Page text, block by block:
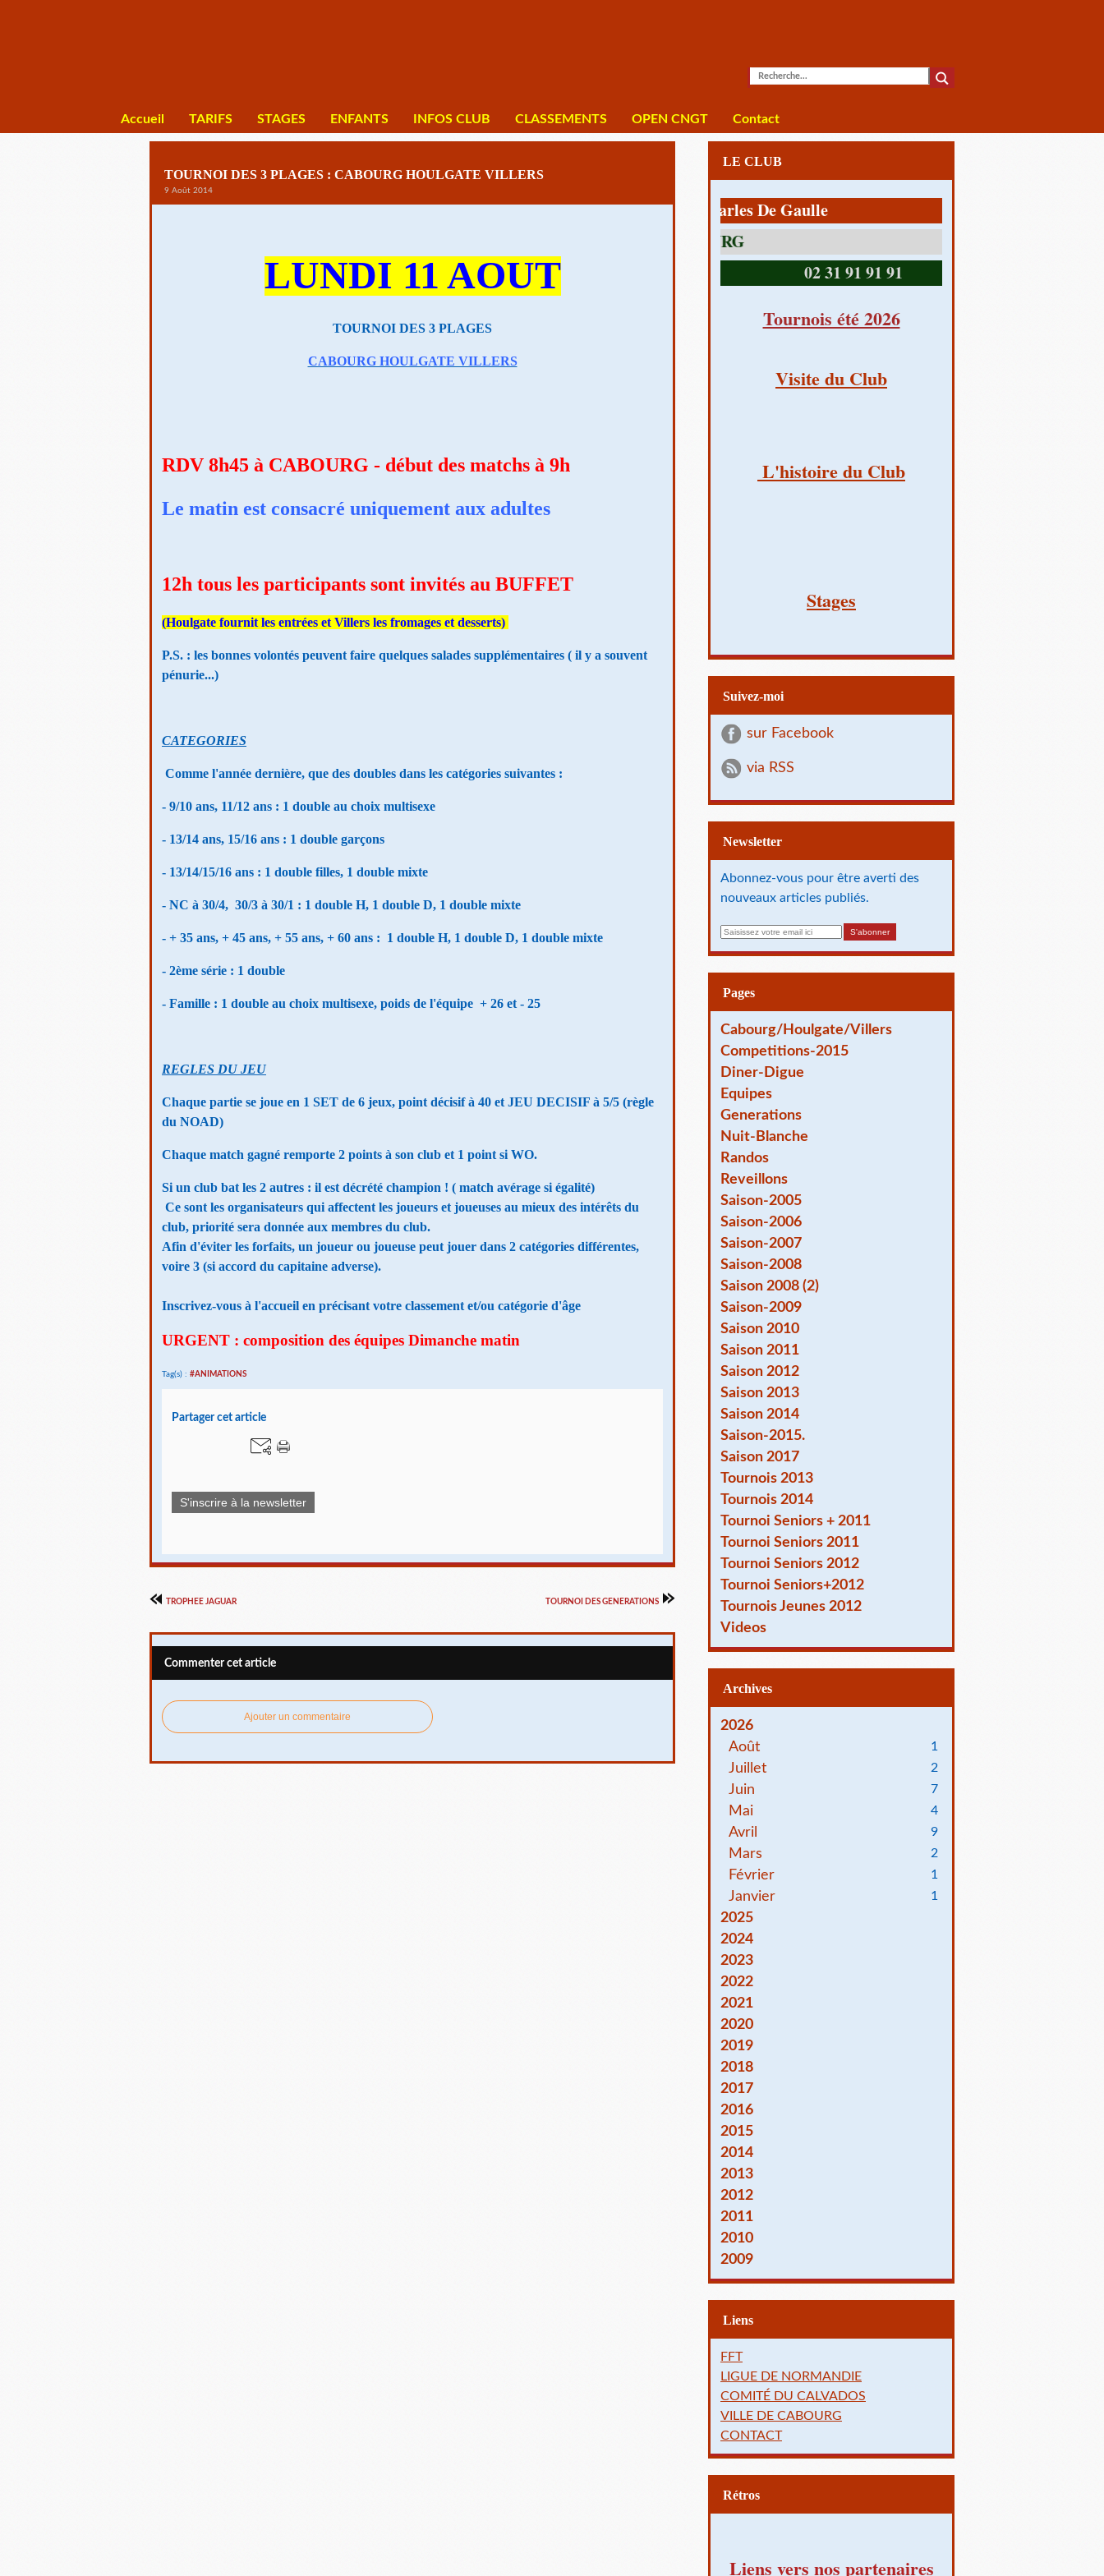
Accueil TARIFS STAGES ENFANTS INFOS CLUB CLASSEMENTS OPEN CNGT Contact
TOURNOI DES 3 PLAGES : CABOURG HOULGATE VILLERS
9 Août 2014
LUNDI 11 AOUT
TOURNOI DES 3 PLAGES
CABOURG HOULGATE VILLERS
RDV 8h45 à CABOURG - début des matchs à 9h
Le matin est consacré uniquement aux adultes
12h tous les participants sont invités au BUFFET
(Houlgate fournit les entrées et Villers les fromages et desserts)
P.S. : les bonnes volontés peuvent faire quelques salades supplémentaires ( il y a souvent
pénurie...)
CATEGORIES
Comme l'année dernière, que des doubles dans les catégories suivantes :
- 9/10 ans, 11/12 ans : 1 double au choix multisexe
- 13/14 ans, 15/16 ans : 1 double garçons
- 13/14/15/16 ans : 1 double filles, 1 double mixte
- NC à 30/4, 30/3 à 30/1 : 1 double H, 1 double D, 1 double mixte
- + 35 ans, + 45 ans, + 55 ans, + 60 ans : 1 double H, 1 double D, 1 double mixte
- 2ème série : 1 double
- Famille : 1 double au choix multisexe, poids de l'équipe + 26 et - 25
REGLES DU JEU
Chaque partie se joue en 1 SET de 6 jeux, point décisif à 40 et JEU DECISIF à 5/5 (règle
du NOAD)
Chaque match gagné remporte 2 points à son club et 1 point si WO.
Si un club bat les 2 autres : il est décrété champion ! ( match avérage si égalité)
Ce sont les organisateurs qui affectent les joueurs et joueuses au mieux des intérêts du
club, priorité sera donnée aux membres du club.
Afin d'éviter les forfaits, un joueur ou joueuse peut jouer dans 2 catégories différentes,
voire 3 (si accord du capitaine adverse).
Inscrivez-vous à l'accueil en précisant votre classement et/ou catégorie d'âge
URGENT : composition des équipes Dimanche matin
Tag(s) : #ANIMATIONS
Partager cet article
S'inscrire à la newsletter
TROPHEE JAGUAR TOURNOI DES GENERATIONS
Commenter cet article
Ajouter un commentaire
LE CLUB
1 av Charles De Gaulle
02 31 91 91 91
Tournois été 2026
Visite du Club
L'histoire du Club
Stages
Suivez-moi
sur Facebook
via RSS
Newsletter
Abonnez-vous pour être averti des
nouveaux articles publiés.
a
i
Pages
Cabourg/Houlgate/Villers
Competitions-2015
Diner-Digue
Equipes
Generations
Nuit-Blanche
Randos
Reveillons
Saison-2005
Saison-2006
Saison-2007
Saison-2008
Saison 2008 (2)
Saison-2009
Saison 2010
Saison 2011
Saison 2012
Saison 2013
Saison 2014
Saison-2015.
Saison 2017
Tournois 2013
Tournois 2014
Tournoi Seniors + 2011
Tournoi Seniors 2011
Tournoi Seniors 2012
Tournoi Seniors+2012
Tournois Jeunes 2012
Videos
Archives
2026
Août
1
Juillet 2
Juin 7
Mai 4
Avril 9
Mars 2
Février 1
Janvier 1
2025
2024
2023
2022
2021
2020
2019
2018
2017
2016
2015
2014
2013
2012
2011
2010
2009
Liens
FFT
LIGUE DE NORMANDIE
COMITÉ DU CALVADOS
VILLE DE CABOURG
CONTACT
Rétros
Liens vers nos partenaires